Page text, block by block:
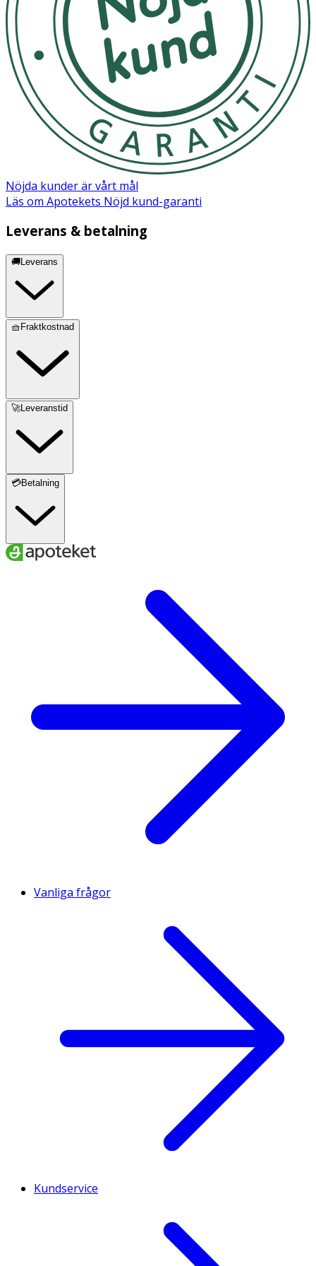
Nöjda kunder är vårt mål
Läs om Apotekets Nöjd kund-garanti
Leverans & betalning
🚚Leverans
🧺Fraktkostnad
🚀Leveranstid
💳Betalning
Vanliga frågor
Kundservice